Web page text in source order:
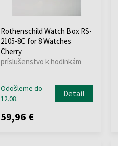
Rothenschild Watch Box RS-
2105-8C for 8 Watches
Cherry
príslušenstvo k hodinkám
Odošleme do
12.08.
Detail
59,96 €